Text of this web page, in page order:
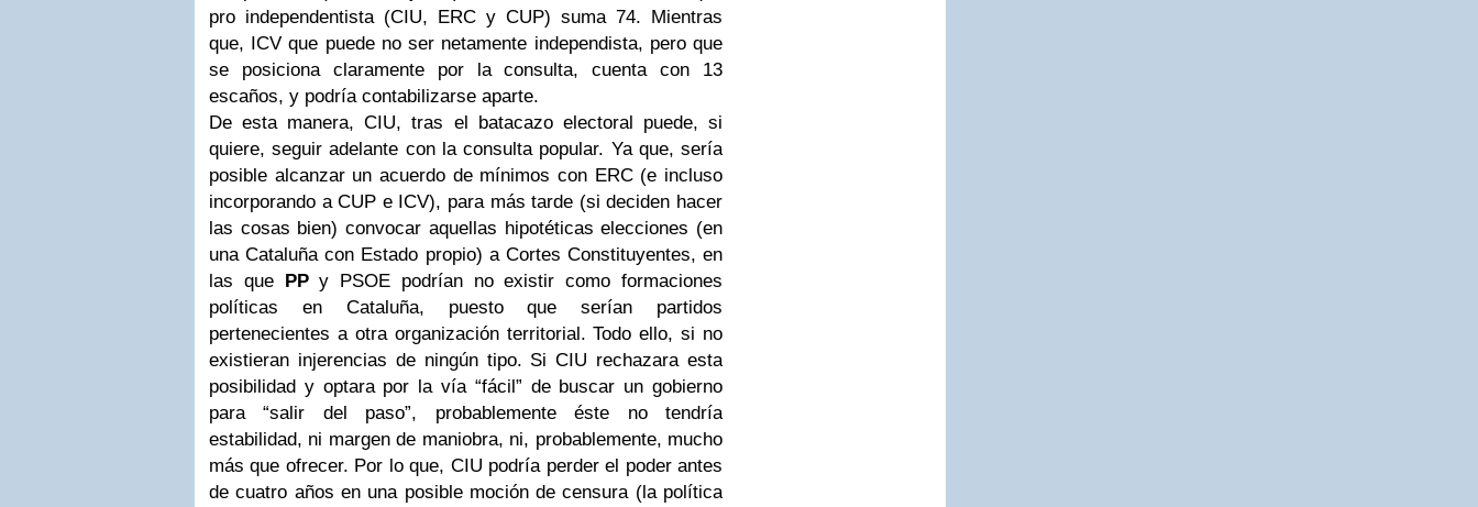
pro independentista (CIU, ERC y CUP) suma 74. Mientras
que, ICV que puede no ser netamente independista, pero que
se posiciona claramente por la consulta, cuenta con 13
escaños, y podría contabilizarse aparte.
De esta manera, CIU, tras el batacazo electoral puede, si
quiere, seguir adelante con la consulta popular. Ya que, sería
posible alcanzar un acuerdo de mínimos con ERC (e incluso
incorporando a CUP e ICV), para más tarde (si deciden hacer
las cosas bien) convocar aquellas hipotéticas elecciones (en
una Cataluña con Estado propio) a Cortes Constituyentes, en
las que PPy PSOE podrían no existir como formaciones
políticas en Cataluña, puesto que serían partidos
pertenecientes a otra organización territorial. Todo ello, si no
existieran injerencias de ningún tipo. Si CIU rechazara esta
posibilidad y optara por la vía “fácil” de buscar un gobierno
para “salir del paso”, probablemente éste no tendría
estabilidad, ni margen de maniobra, ni, probablemente, mucho
más que ofrecer. Por lo que, CIU podría perder el poder antes
de cuatro años en una posible moción de censura (la política